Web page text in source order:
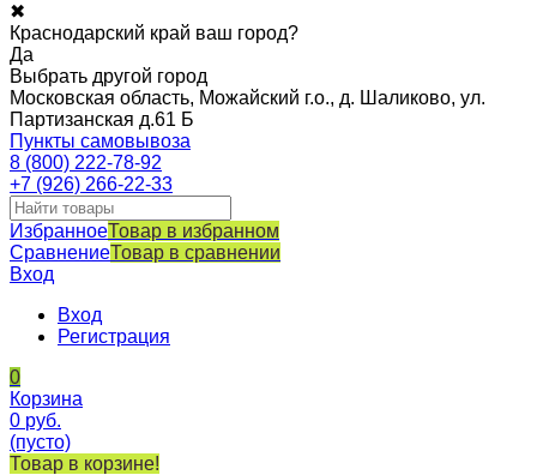
✖
Краснодарский край ваш город?
Да
Выбрать другой город
Московская область, Можайский г.о., д. Шаликово, ул.
Партизанская д.61 Б
Пункты самовывоза
8 (800) 222-78-92
+7 (926) 266-22-33
ИзбранноеТовар в избранном
СравнениеТовар в сравнении
Вход
Вход
Регистрация
0
Корзина
0 руб.
(пусто)
Товар в корзине!